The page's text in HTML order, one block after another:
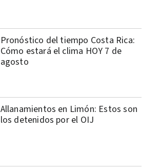
Pronóstico del tiempo Costa Rica:
Cómo estará el clima HOY 7 de
agosto
Allanamientos en Limón: Estos son
los detenidos por el OIJ